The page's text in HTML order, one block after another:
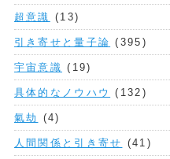
超意識 (13)
引き寄せと量子論 (395)
宇宙意識 (19)
具体的なノウハウ (132)
氣劫 (4)
人間関係と引き寄せ (41)